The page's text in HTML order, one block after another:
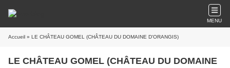
MENU
Accueil » LE CHÂTEAU GOMEL (CHÂTEAU DU DOMAINE D'ORANGIS)
LE CHÂTEAU GOMEL (CHÂTEAU DU DOMAINE